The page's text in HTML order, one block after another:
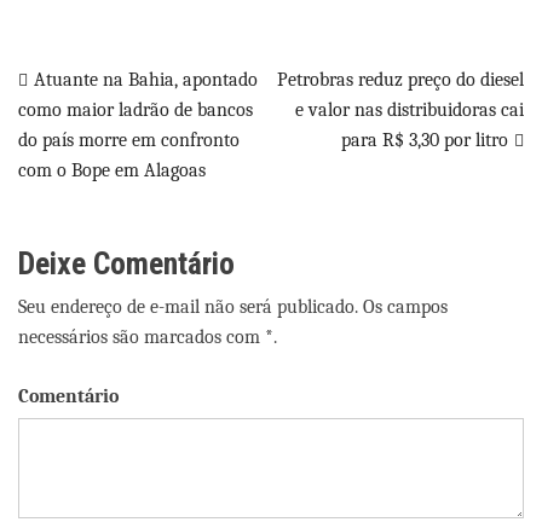
Navegação
de
Post
Atuante na Bahia, apontado
como maior ladrão de bancos
do país morre em confronto
com o Bope em Alagoas
Petrobras reduz preço do diesel
e valor nas distribuidoras cai
para R$ 3,30 por litro
Deixe Comentário
Seu endereço de e-mail não será publicado. Os campos
necessários são marcados com *.
Comentário